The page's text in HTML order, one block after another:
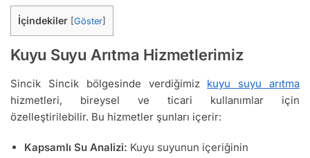
İçindekiler Göster
Kuyu Suyu Arıtma Hizmetlerimiz
Sincik Sincik bölgesinde verdiğimiz kuyu suyu arıtma
hizmetleri, bireysel ve ticari kullanımlar için
özelleştirilebilir. Bu hizmetler şunları içerir:
Kapsamlı Su Analizi: Kuyu suyunun içeriğinin